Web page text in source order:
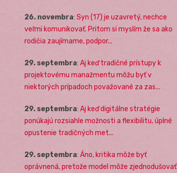
26. novembra: Syn (17) je uzavretý, nechce
veľmi komunikovať. Pritom si myslím že sa ako
rodičia zaujímame, podpor...
29. septembra: Aj keď tradičné prístupy k
projektovému manažmentu môžu byť v
niektorých prípadoch považované za zas...
29. septembra: Aj keď digitálne stratégie
ponúkajú rozsiahle možnosti a flexibilitu, úplné
opustenie tradičných met...
29. septembra: Áno, kritika môže byť
oprávnená, pretože model môže zjednodušovať